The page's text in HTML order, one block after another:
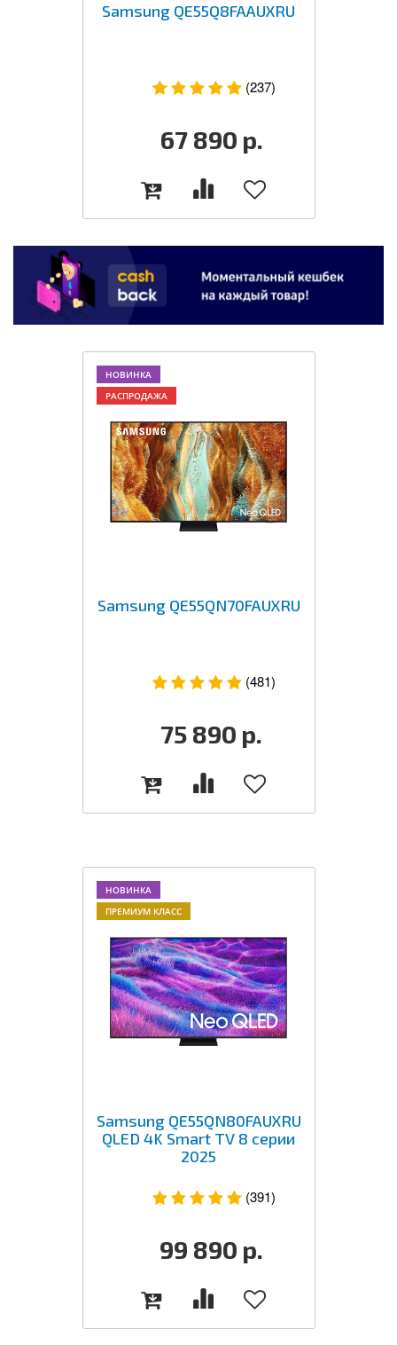
Samsung QE55Q8FAAUXRU
(237)
67 890 р.
НОВИНКА
РАСПРОДАЖА
Samsung QE55QN70FAUXRU
(481)
75 890 р.
НОВИНКА
ПРЕМИУМ КЛАСС
Samsung QE55QN80FAUXRU
QLED 4K Smart TV 8 серии
2025
(391)
99 890 р.